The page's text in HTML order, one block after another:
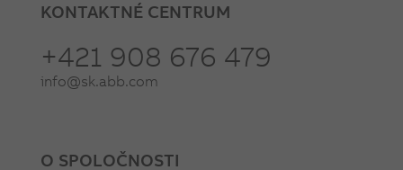
KONTAKTNÉ CENTRUM
+421 908 676 479
info@sk.abb.com
O SPOLOČNOSTI